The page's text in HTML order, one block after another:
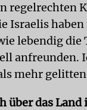
regelrechten
Israelis
lebendig
anfreunden.
mehr
über das